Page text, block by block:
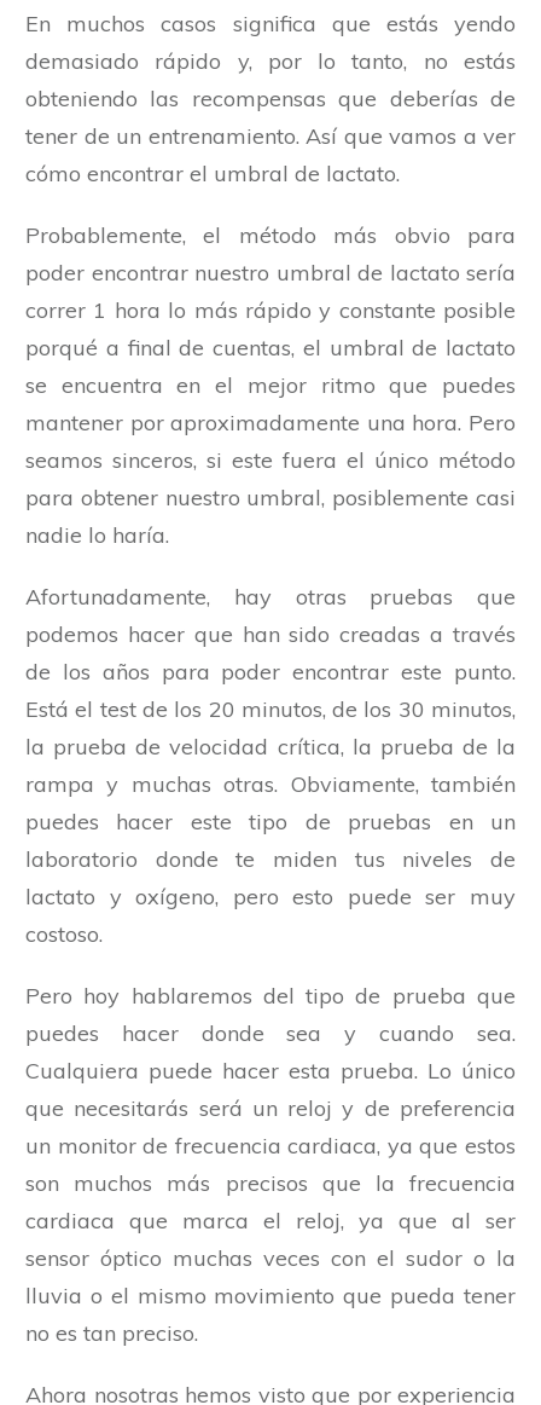
En muchos casos significa que estás yendo
demasiado rápido y, por lo tanto, no estás
obteniendo las recompensas que deberías de
tener de un entrenamiento. Así que vamos a ver
cómo encontrar el umbral de lactato.
Probablemente, el método más obvio para
poder encontrar nuestro umbral de lactato sería
correr 1 hora lo más rápido y constante posible
porqué a final de cuentas, el umbral de lactato
se encuentra en el mejor ritmo que puedes
mantener por aproximadamente una hora. Pero
seamos sinceros, si este fuera el único método
para obtener nuestro umbral, posiblemente casi
nadie lo haría.
Afortunadamente, hay otras pruebas que
podemos hacer que han sido creadas a través
de los años para poder encontrar este punto.
Está el test de los 20 minutos, de los 30 minutos,
la prueba de velocidad crítica, la prueba de la
rampa y muchas otras. Obviamente, también
puedes hacer este tipo de pruebas en un
laboratorio donde te miden tus niveles de
lactato y oxígeno, pero esto puede ser muy
costoso.
Pero hoy hablaremos del tipo de prueba que
puedes hacer donde sea y cuando sea.
Cualquiera puede hacer esta prueba. Lo único
que necesitarás será un reloj y de preferencia
un monitor de frecuencia cardiaca, ya que estos
son muchos más precisos que la frecuencia
cardiaca que marca el reloj, ya que al ser
sensor óptico muchas veces con el sudor o la
lluvia o el mismo movimiento que pueda tener
no es tan preciso.
Ahora nosotras hemos visto que por experiencia